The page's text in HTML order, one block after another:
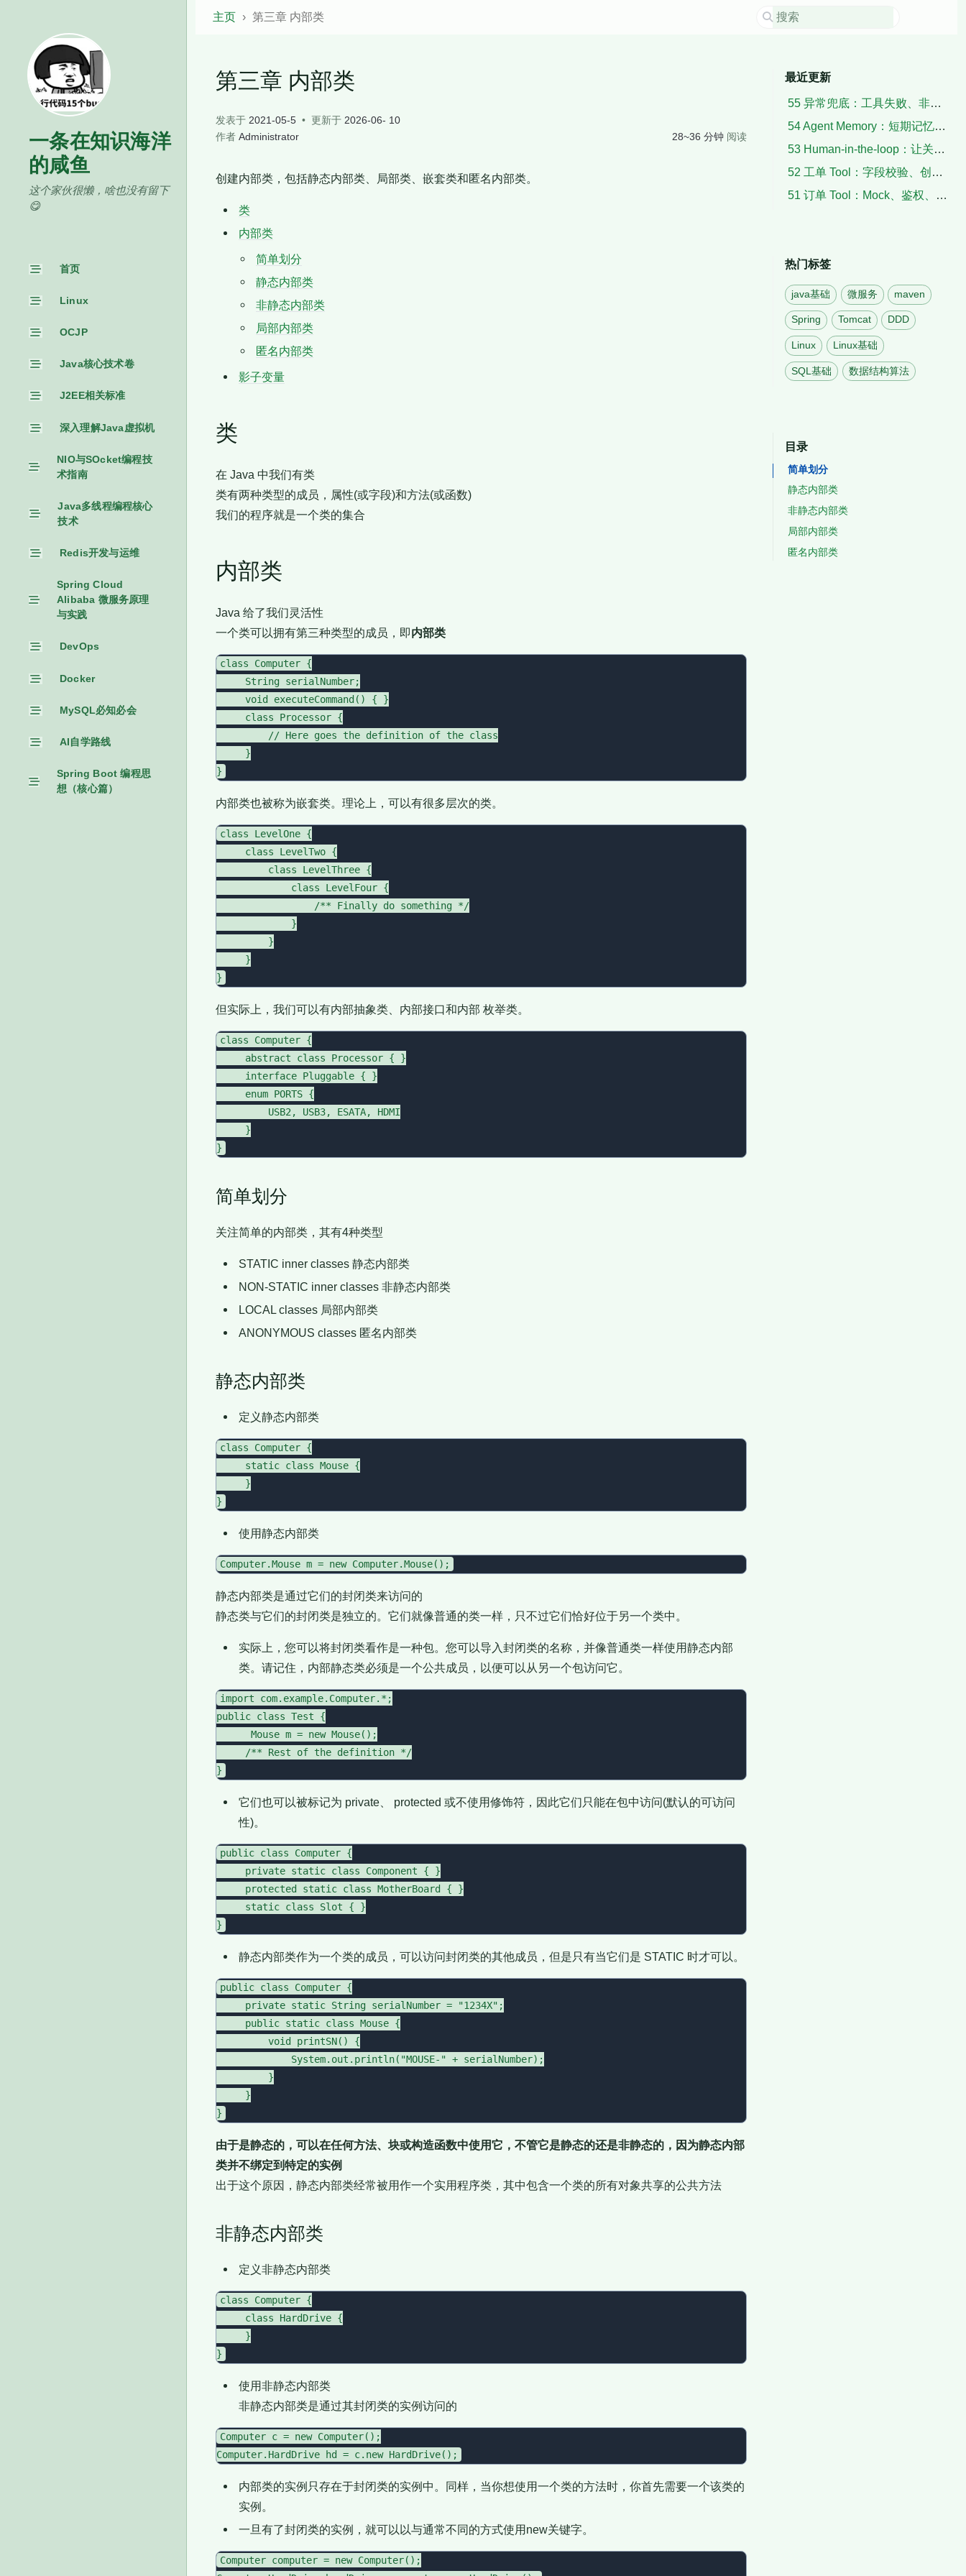
一条在知识海洋
的咸鱼
这个家伙很懒，啥也没有留下
😋
首页
Linux
OCJP
Java核心技术卷
J2EE相关标准
深入理解Java虚拟机
NIO与SOcket编程技
术指南
Java多线程编程核心
技术
Redis开发与运维
Spring Cloud
Alibaba 微服务原理
与实践
DevOps
Docker
MySQL必知必会
AI自学路线
Spring Boot 编程思
想（核心篇）
主页 第三章 内部类
第三章 内部类
发表于 2021-05-5 更新于 2026-06- 10
作者 Administrator 28~36 分钟 阅读
创建内部类，包括静态内部类、局部类、嵌套类和匿名内部类。
类
内部类
简单划分
静态内部类
非静态内部类
局部内部类
匿名内部类
影子变量
类
在 Java 中我们有类
类有两种类型的成员，属性(或字段)和方法(或函数)
我们的程序就是一个类的集合
内部类
Java 给了我们灵活性
一个类可以拥有第三种类型的成员，即内部类
class Computer {
     String serialNumber;
     void executeCommand() { }
     class Processor {
         // Here goes the definition of the class
     }
内部类也被称为嵌套类。理论上，可以有很多层次的类。
class LevelOne {
     class LevelTwo {
         class LevelThree {
             class LevelFour {
                 /** Finally do something */
             }
         }
     }
但实际上，我们可以有内部抽象类、内部接口和内部 枚举类。
class Computer {
     abstract class Processor { }
     interface Pluggable { }
     enum PORTS {
         USB2, USB3, ESATA, HDMI
     }
简单划分
关注简单的内部类，其有4种类型
STATIC inner classes 静态内部类
NON-STATIC inner classes 非静态内部类
LOCAL classes 局部内部类
ANONYMOUS classes 匿名内部类
静态内部类
定义静态内部类
class Computer {
     static class Mouse {
     }
使用静态内部类
静态内部类是通过它们的封闭类来访问的
静态类与它们的封闭类是独立的。它们就像普通的类一样，只不过它们恰好位于另一个类中。
实际上，您可以将封闭类看作是一种包。您可以导入封闭类的名称，并像普通类一样使用静态内部
类。请记住，内部静态类必须是一个公共成员，以便可以从另一个包访问它。
import com.example.Computer.*;
public class Test {
      Mouse m = new Mouse();
     /** Rest of the definition */
它们也可以被标记为 private、 protected 或不使用修饰符，因此它们只能在包中访问(默认的可访问
性)。
public class Computer {
     private static class Component { }
     protected static class MotherBoard { }
     static class Slot { }
静态内部类作为一个类的成员，可以访问封闭类的其他成员，但是只有当它们是 STATIC 时才可以。
public class Computer {
     private static String serialNumber = "1234X";
     public static class Mouse {
         void printSN() {
             System.out.println("MOUSE-" + serialNumber);
         }
     }
由于是静态的，可以在任何方法、块或构造函数中使用它，不管它是静态的还是非静态的，因为静态内部
类并不绑定到特定的实例
出于这个原因，静态内部类经常被用作一个实用程序类，其中包含一个类的所有对象共享的公共方法
非静态内部类
定义非静态内部类
class Computer {
     class HardDrive {
     }
使用非静态内部类
非静态内部类是通过其封闭类的实例访问的
Computer c = new Computer();
内部类的实例只存在于封闭类的实例中。同样，当你想使用一个类的方法时，你首先需要一个该类的
实例。
一旦有了封闭类的实例，就可以以与通常不同的方式使用new关键字。
Computer computer = new Computer();
最近更新
55 异常兜底：工具失败、非法输出、空检索与超时
54 Agent Memory：短期记忆、用户上下文与摘要
53 Human-in-the-loop：让关键动作暂停、确认与恢复
52 工单 Tool：字段校验、创建结果与失败补偿
51 订单 Tool：Mock、鉴权、状态解析与脱敏
热门标签
java基础 微服务 maven
Spring Tomcat DDD
Linux Linux基础
SQL基础 数据结构算法
目录
简单划分
静态内部类
非静态内部类
局部内部类
匿名内部类